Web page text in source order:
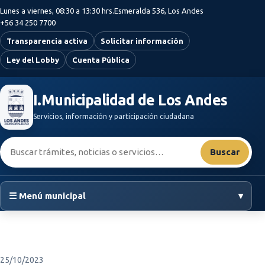
Saltar al contenido principal
Lunes a viernes, 08:30 a 13:30 hrs.Esmeralda 536, Los Andes
+56 34 250 7700
Transparencia activa Solicitar información
Ley del Lobby Cuenta Pública
I.Municipalidad de Los Andes
Servicios, información y participación ciudadana
Buscar:
Buscar
☰ Menú municipal ▾
25/10/2023